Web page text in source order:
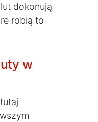
dokonują
robią to
w